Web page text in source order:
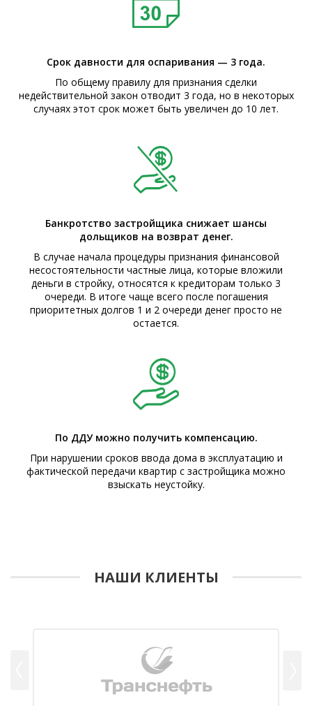
Срок давности для оспаривания — 3 года.
По общему правилу для признания сделки
недействительной закон отводит 3 года, но в некоторых
случаях этот срок может быть увеличен до 10 лет.
Банкротство застройщика снижает шансы
дольщиков на возврат денег.
В случае начала процедуры признания финансовой
несостоятельности частные лица, которые вложили
деньги в стройку, относятся к кредиторам только 3
очереди. В итоге чаще всего после погашения
приоритетных долгов 1 и 2 очереди денег просто не
остается.
По ДДУ можно получить компенсацию.
При нарушении сроков ввода дома в эксплуатацию и
фактической передачи квартир с застройщика можно
взыскать неустойку.
НАШИ КЛИЕНТЫ